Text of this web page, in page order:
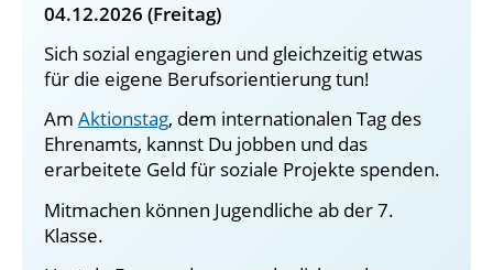
04.12.2026 (Freitag)
Sich sozial engagieren und gleichzeitig etwas
für die eigene Berufsorientierung tun!
Am Aktionstag, dem internationalen Tag des
Ehrenamts, kannst Du jobben und das
erarbeitete Geld für soziale Projekte spenden.
Mitmachen können Jugendliche ab der 7.
Klasse.